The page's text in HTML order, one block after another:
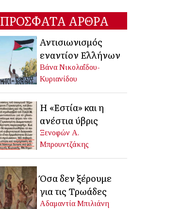
ΠΡΟΣΦΑΤΑ ΑΡΘΡΑ
Αντισιωνισμός
εναντίον Ελλήνων
Βάνα Νικολαΐδου-
Κυριανίδου
Η «Εστία» και η
ανέστια ύβρις
Ξενοφών Α.
Μπρουντζάκης
Όσα δεν ξέρουμε
για τις Τρωάδες
Αδαμαντία Μπιλιάνη